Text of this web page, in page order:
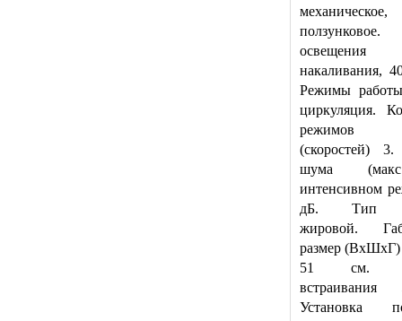
механическое,
освещения
накаливания,
Режимы
циркуляция.
режимов
(скоростей) 3.
шума
интенсивном
дБ. Тип
жировой.
размер (ВхШхГ)
51 см.
Установка